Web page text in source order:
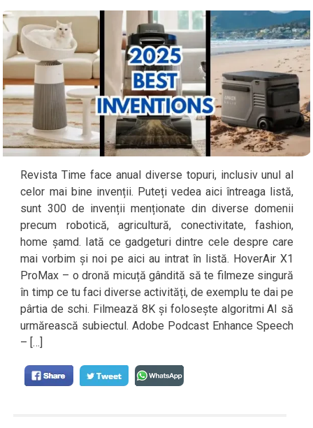
Revista Time face anual diverse topuri, inclusiv unul al
celor mai bine invenții. Puteți vedea aici întreaga listă,
sunt 300 de invenții menționate din diverse domenii
precum robotică, agricultură, conectivitate, fashion,
home șamd. Iată ce gadgeturi dintre cele despre care
mai vorbim și noi pe aici au intrat în listă. HoverAir X1
ProMax – o dronă micuță gândită să te filmeze singură
în timp ce tu faci diverse activități, de exemplu te dai pe
pârtia de schi. Filmează 8K și folosește algoritmi AI să
urmărească subiectul. Adobe Podcast Enhance Speech
– […]